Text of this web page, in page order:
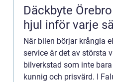
Däckbyte Örebro så får du säkra
hjul inför varje
När bilen börjar krångla
service är det av största
bilverkstad som inte
kunnig och prisvärd. I